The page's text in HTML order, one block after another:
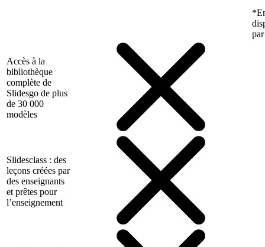
Accès à la
bibliothèque
complète de
Slidesgo de plus
de 30 000
modèles
Slidesclass : des
leçons créées par
des enseignants
et prêtes pour
l’enseignement